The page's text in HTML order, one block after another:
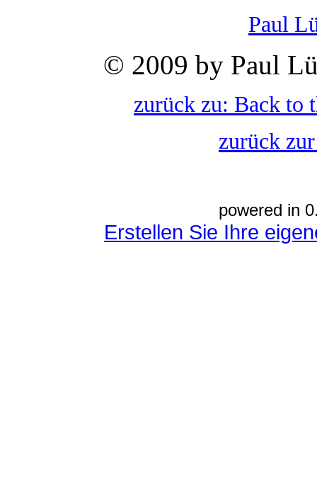
Paul
© 2009 by Paul
zurück zu: Back to
zurück
powered in
Erstellen Sie Ihre